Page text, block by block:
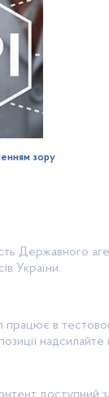
Державного
України.
працює в
надсилайте
зору